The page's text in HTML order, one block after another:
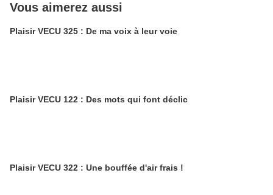
Vous aimerez aussi
Plaisir VECU 325 : De ma voix à leur voie
Plaisir VECU 122 : Des mots qui font déclic
Plaisir VECU 322 : Une bouffée d'air frais !